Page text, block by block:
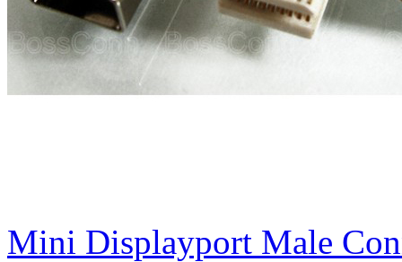
Mini Displayport Male